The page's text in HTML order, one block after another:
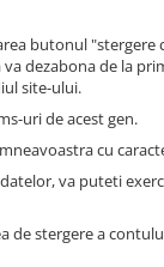
butonul "stergere
dezabona de la
site-ului.
uri de acest gen.
cu
va puteti
de stergere a